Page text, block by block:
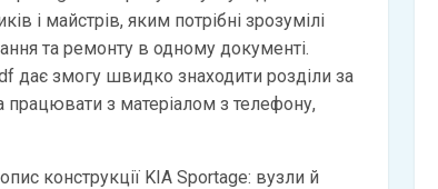
і майстрів, яким потрібні зрозумілі
та ремонту в одному документі.
дає змогу швидко знаходити розділи за
з матеріалом з телефону,
конструкції KIA Sportage: вузли й